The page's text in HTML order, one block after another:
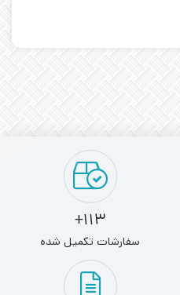
113+
سفارشات تکمیل شده